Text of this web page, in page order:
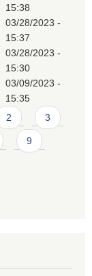
15:38
03/28/2023 -
15:37
03/28/2023 -
15:30
03/09/2023 -
15:35
2 3
9